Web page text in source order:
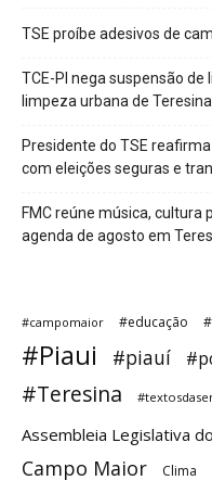
TSE proíbe adesivos de
TCE-PI nega suspensão de
limpeza urbana de Teresina
Presidente do TSE
com eleições seguras e
FMC reúne música, cultura
agenda de agosto em
#campomaior #educação
#Piaui #piauí
#Teresina
Assembleia Legislativa
Campo Maior Clima